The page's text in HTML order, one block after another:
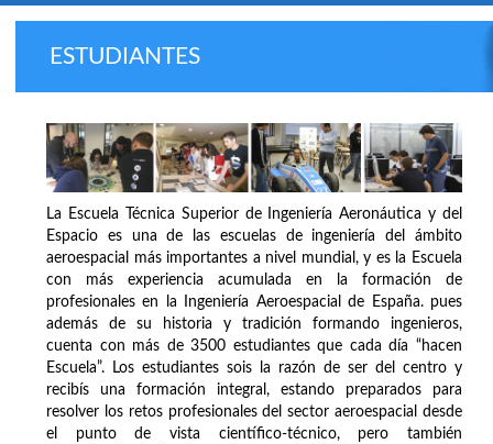
ESTUDIANTES
La Escuela Técnica Superior de Ingeniería Aeronáutica y del
Espacio es una de las escuelas de ingeniería del ámbito
aeroespacial más importantes a nivel mundial, y es la Escuela
con más experiencia acumulada en la formación de
profesionales en la Ingeniería Aeroespacial de España. pues
además de su historia y tradición formando ingenieros,
cuenta con más de 3500 estudiantes que cada día “hacen
Escuela”. Los estudiantes sois la razón de ser del centro y
recibís una formación integral, estando preparados para
resolver los retos profesionales del sector aeroespacial desde
el punto de vista científico-técnico, pero también